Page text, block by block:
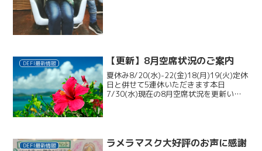
DEFI最新情報 【更新】8月空席状況のご案内
夏休み8/20(水)-22(金)18(月)19(火)定休
日と併せて5連休いただきます本日
7/30(水)現在の8月空席状況を更新いた
DEFI最新情報 ラメラマスク大好評のお声に感謝